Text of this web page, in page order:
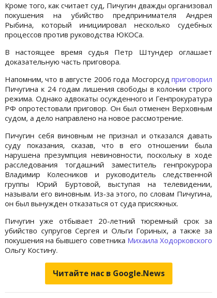
Кроме того, как считает суд, Пичугин дважды организовал
покушения на убийство предпринимателя Андрея
Рыбина, который инициировал несколько судебных
процессов против руководства ЮКОСа.
В настоящее время судья Петр Штундер оглашает
доказательную часть приговора.
Напомним, что в августе 2006 года Мосгорсуд приговорил
Пичугина к 24 годам лишения свободы в колонии строго
режима. Однако адвокаты осужденного и Генпрокуратура
РФ опротестовали приговор. Он был отменен Верховным
судом, а дело направлено на новое рассмотрение.
Пичугин себя виновным не признал и отказался давать
суду показания, сказав, что в его отношении была
нарушена презумпция невиновности, поскольку в ходе
расследования тогдашний заместитель генпрокурора
Владимир Колесников и руководитель следственной
группы Юрий Буртовой, выступая на телевидении,
называли его виновным. Из-за этого, по словам Пичугина,
он был вынужден отказаться от суда присяжных.
Пичугин уже отбывает 20-летний тюремный срок за
убийство супругов Сергея и Ольги Гориных, а также за
покушения на бывшего советника Михаила Ходорковского
Ольгу Костину.
Читайте нас в Google.News